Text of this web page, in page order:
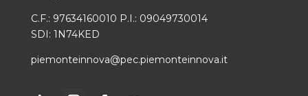
C.F.: 97634160010 P.I.: 09049730014
SDI: 1N74KED
piemonteinnova@pec.piemonteinnova.it